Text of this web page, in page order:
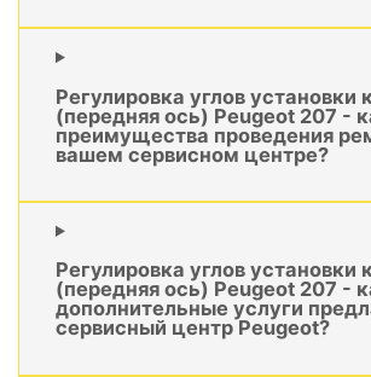
Регулировка углов установки
(передняя ось) Peugeot 207 -
преимущества проведения
вашем сервисном центре?
Регулировка углов установки
(передняя ось) Peugeot 207 -
дополнительные услуги
сервисный центр Peugeot?